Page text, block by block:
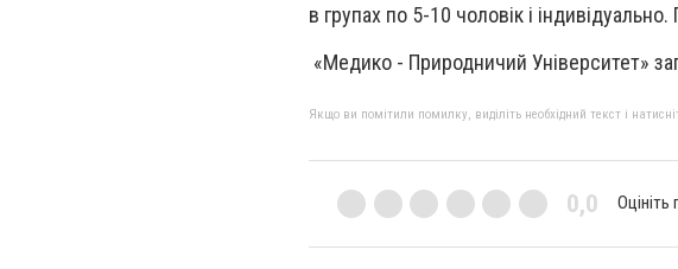
в групах по 5-10 чоловік і
«Медико - Природничий Університет»
Якщо ви помітили помилку, виділіть необхідний текст і
0,0